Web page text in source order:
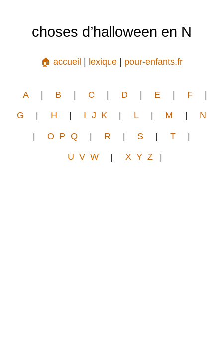
choses d’halloween en N
🏠 accueil | lexique| pour-enfants.fr
A | B | C | D | E | F |
G H I J K L M N
| O P Q | R | S | T |
U V W | X Y Z |